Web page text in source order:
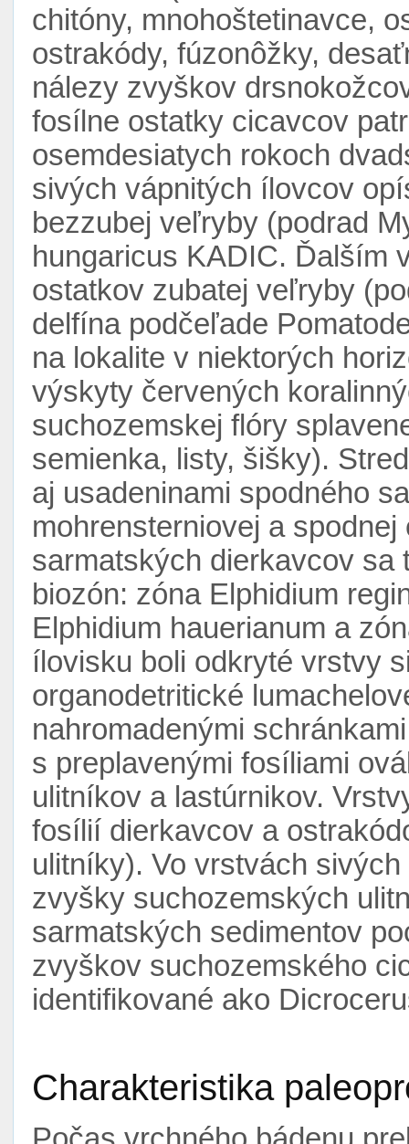
chitóny, mnohoštetinavce,
ostrakódy, fúzonôžky,
nálezy zvyškov
fosílne ostatky cicavcov
osemdesiatych rokoch
sivých vápnitých ílovcov
bezzubej veľryby (podrad
hungaricus KADIC. Ďalším
ostatkov zubatej veľryby
delfína podčeľade
na lokalite v niektorých
výskyty červených
suchozemskej flóry
semienka, listy, šišky).
aj usadeninami spodného
mohrensterniovej a
sarmatských dierkavcov sa
biozón: zóna Elphidium
Elphidium hauerianum a
ílovisku boli odkryté vrstvy
organodetritické
nahromadenými
s preplavenými fosíliami
ulitníkov a lastúrnikov.
fosílií dierkavcov a
ulitníky). Vo vrstvách
zvyšky suchozemských
sarmatských sedimentov
zvyškov suchozemského
identifikované ako
Charakteristika